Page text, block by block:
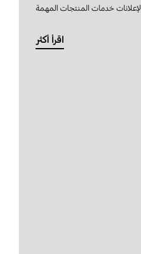
لإعلانات خدمات المنتجات المهمة
اقرأ أكثر